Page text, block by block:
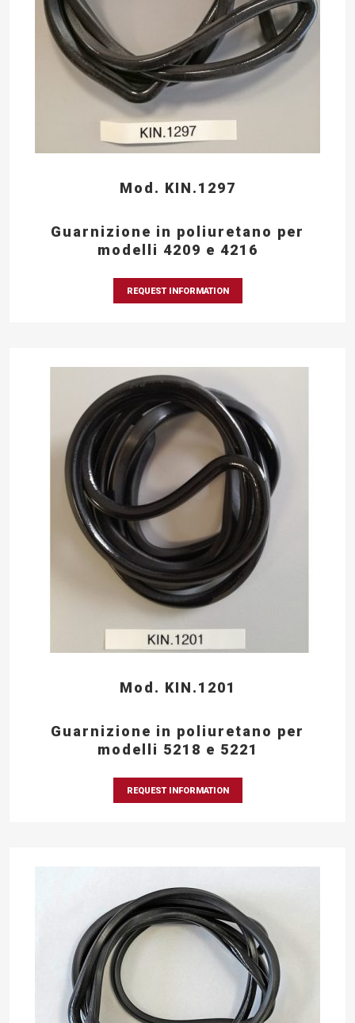
Mod. KIN.1297
Guarnizione in poliuretano per
modelli 4209 e 4216
REQUEST INFORMATION
Mod. KIN.1201
Guarnizione in poliuretano per
modelli 5218 e 5221
REQUEST INFORMATION